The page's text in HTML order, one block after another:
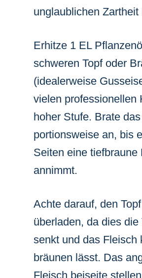
unglaublichen Zartheit
Erhitze 1 EL
schweren Topf oder
(idealerweise
vielen professionellen
hoher Stufe. Brate
portionsweise an, bis
Seiten eine tiefbraune
annimmt.
Achte darauf, den
überladen, da dies die
senkt und das Fleisch
bräunen lässt. Das
Fleisch beiseite